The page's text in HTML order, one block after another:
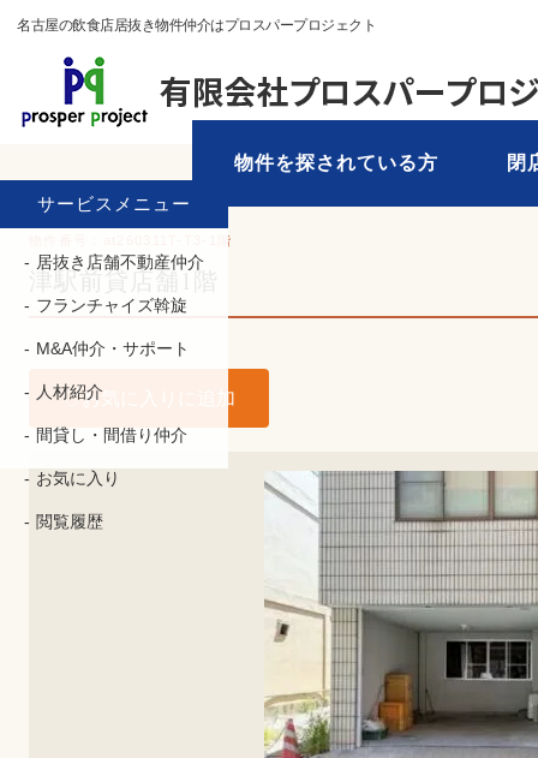
名古屋の飲食店居抜き物件仲介はプロスパープロジェクト
物件を探されている方 閉
TOP 物件を探す
物件番号：at260311T-T3-1階
津駅前貸店舗1階
お気に入りに追加
サービスメニュー
居抜き店舗不動産仲介
フランチャイズ斡旋
M&A仲介・サポート
人材紹介
間貸し・間借り仲介
お気に入り
閲覧履歴